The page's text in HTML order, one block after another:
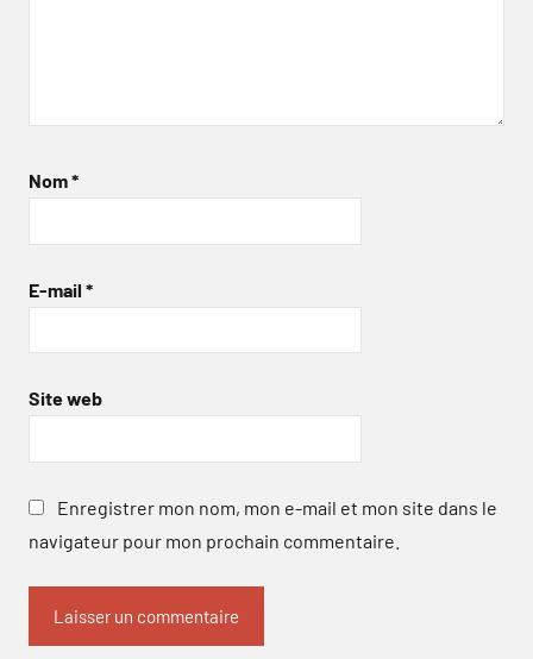
Nom*
E-mail *
Site web
Enregistrer mon nom, mon e-mail et mon site dans le
navigateur pour mon prochain commentaire.